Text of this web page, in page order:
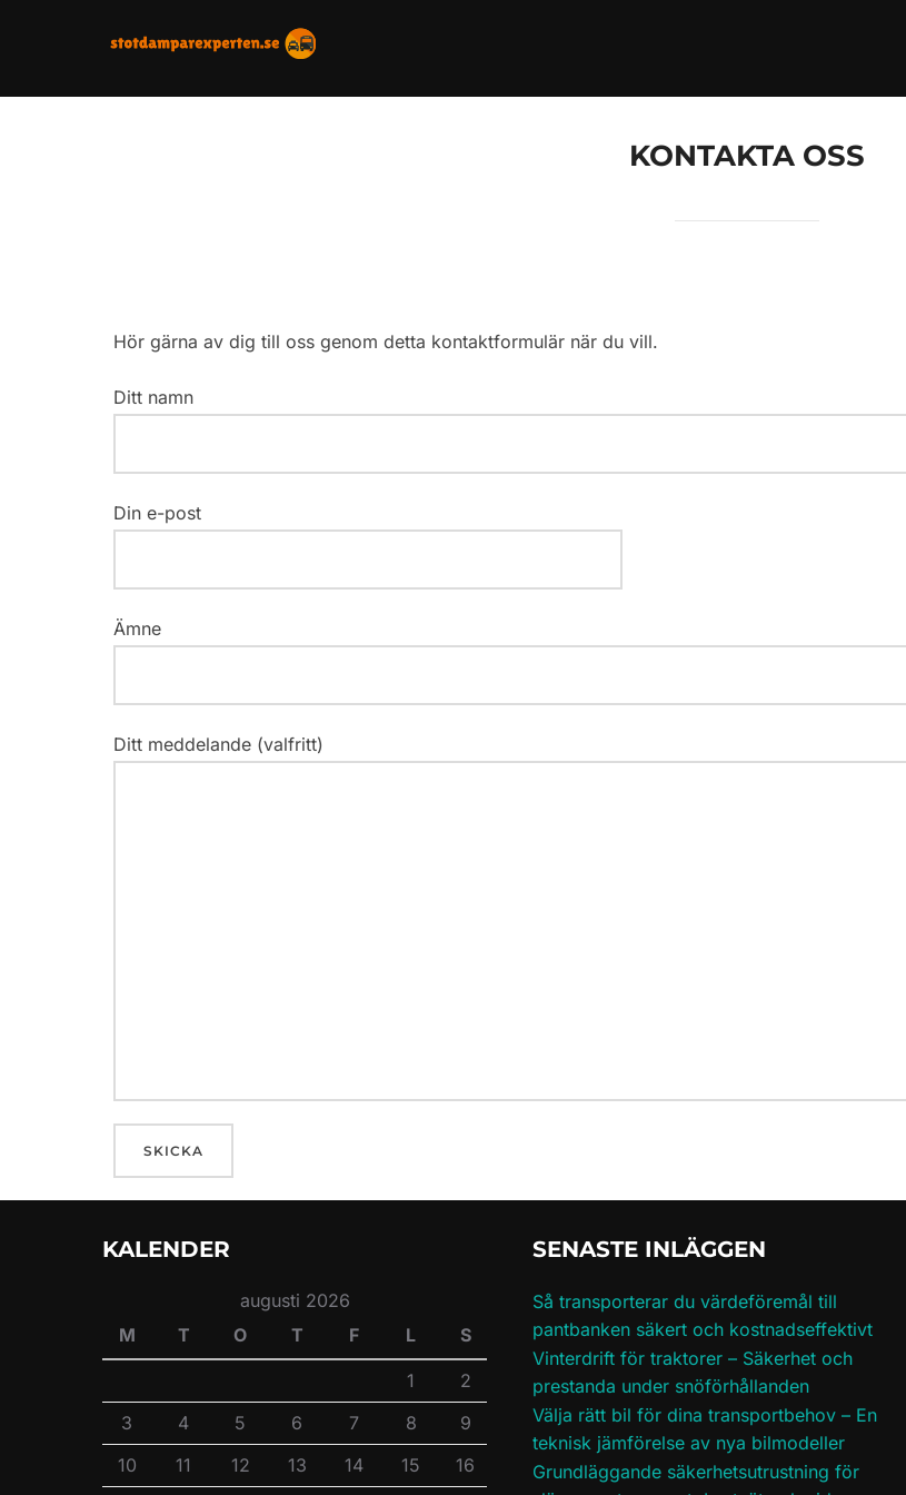
KONTAKTA OSS
Hör gärna av dig till oss genom detta kontaktformulär när du vill.
Ditt namn
Din e-post
Ämne
Ditt meddelande (valfritt)
KALENDER
augusti 2026
M
T O T F L S
1
2
3
4 5 6 7 8
9
10
11 12 13 14 15 16
SENASTE INLÄGGEN
Så transporterar du värdeföremål till
pantbanken säkert och kostnadseffektivt
Vinterdrift för traktorer – Säkerhet och
prestanda under snöförhållanden
Välja rätt bil för dina transportbehov – En
teknisk jämförelse av nya bilmodeller
Grundläggande säkerhetsutrustning för